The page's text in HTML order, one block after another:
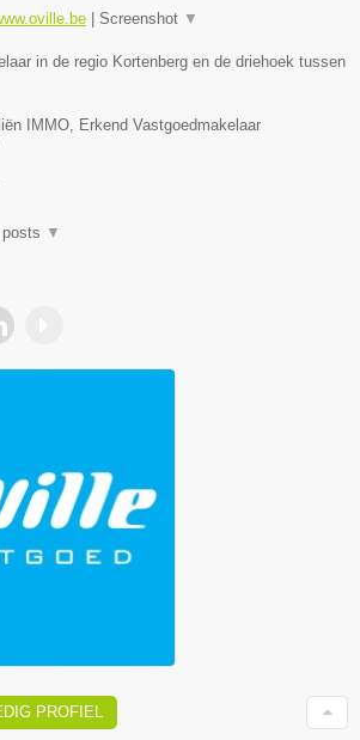
Screenshot ▼
in de regio Kortenberg en de driehoek tussen
IMMO, Erkend Vastgoedmakelaar
▼
PROFIEL